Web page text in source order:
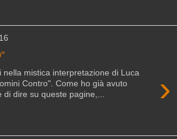
›
nella mistica interpretazione di Luca
Contro". Come ho già avuto
di dire su queste pagine,...